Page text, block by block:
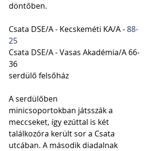
döntőben.
Csata DSE/A - Kecskeméti KA/A - 88-
25
Csata DSE/A - Vasas Akadémia/A 66-
36
serdülő felsőház
A serdülőben
minicsoportokban játsszák a
meccseket, így ezúttal is két
találkozóra került sor a Csata
utcában. A második diadalnak